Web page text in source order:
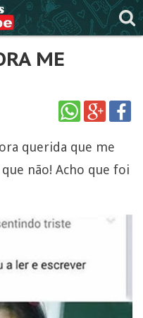
ME
querida que me
não! Acho que foi